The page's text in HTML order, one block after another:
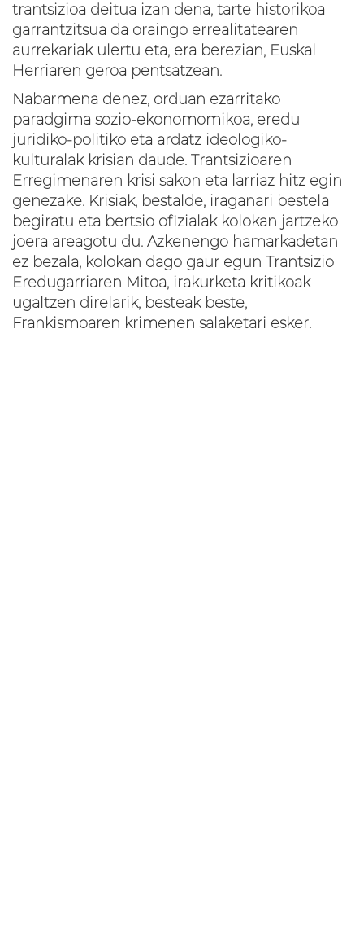
trantsizioa deitua izan dena, tarte historikoa
garrantzitsua da oraingo errealitatearen
aurrekariak ulertu eta, era berezian, Euskal
Herriaren geroa pentsatzean.
Nabarmena denez, orduan ezarritako
paradgima sozio-ekonomomikoa, eredu
juridiko-politiko eta ardatz ideologiko-
kulturalak krisian daude. Trantsizioaren
Erregimenaren krisi sakon eta larriaz hitz egin
genezake. Krisiak, bestalde, iraganari bestela
begiratu eta bertsio ofizialak kolokan jartzeko
joera areagotu du. Azkenengo hamarkadetan
ez bezala, kolokan dago gaur egun Trantsizio
Eredugarriaren Mitoa, irakurketa kritikoak
ugaltzen direlarik, besteak beste,
Frankismoaren krimenen salaketari esker.